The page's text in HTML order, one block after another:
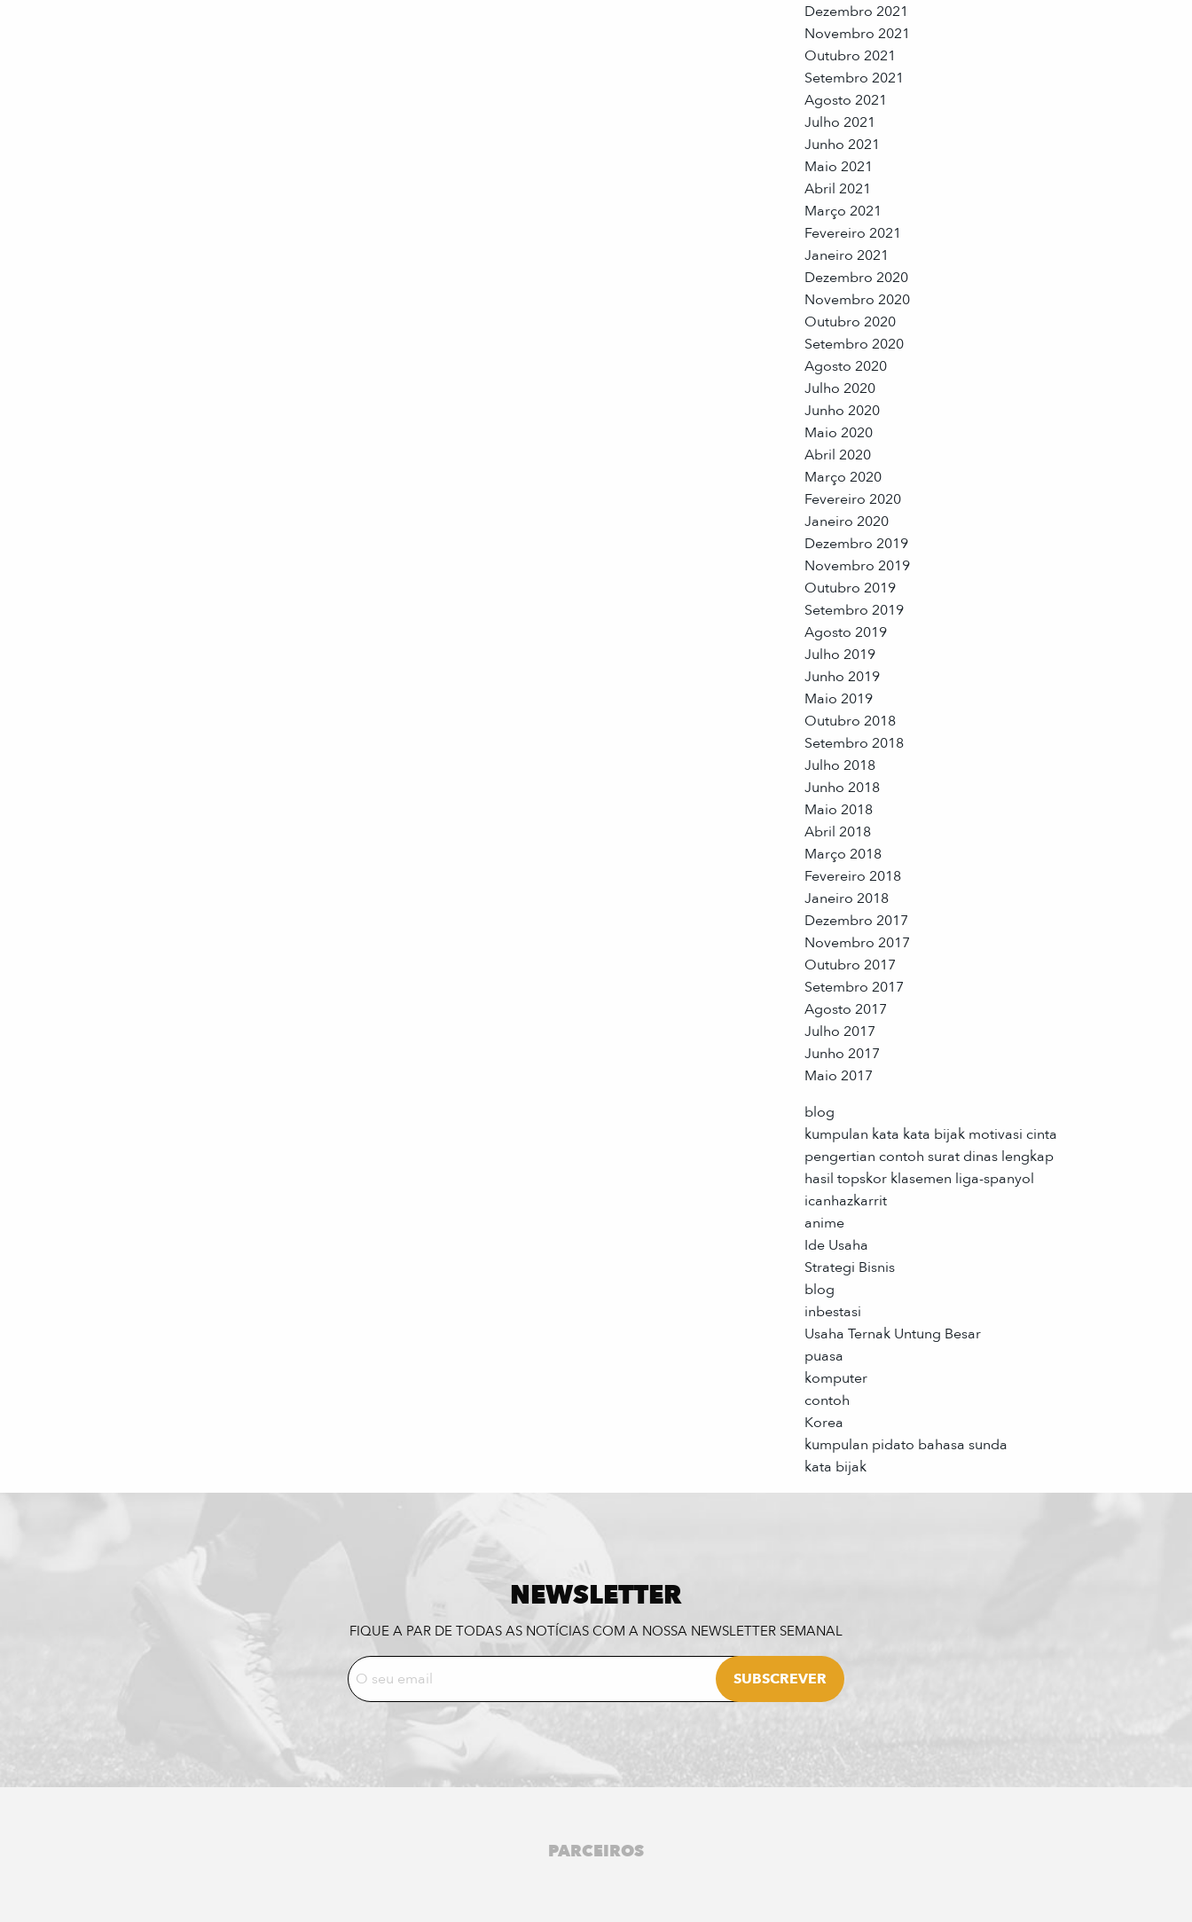
Dezembro 2021
Novembro 2021
Outubro 2021
Setembro 2021
Agosto 2021
Julho 2021
Junho 2021
Maio 2021
Abril 2021
Março 2021
Fevereiro 2021
Janeiro 2021
Dezembro 2020
Novembro 2020
Outubro 2020
Setembro 2020
Agosto 2020
Julho 2020
Junho 2020
Maio 2020
Abril 2020
Março 2020
Fevereiro 2020
Janeiro 2020
Dezembro 2019
Novembro 2019
Outubro 2019
Setembro 2019
Agosto 2019
Julho 2019
Junho 2019
Maio 2019
Outubro 2018
Setembro 2018
Julho 2018
Junho 2018
Maio 2018
Abril 2018
Março 2018
Fevereiro 2018
Janeiro 2018
Dezembro 2017
Novembro 2017
Outubro 2017
Setembro 2017
Agosto 2017
Julho 2017
Junho 2017
Maio 2017
blog
kumpulan kata kata bijak motivasi cinta
pengertian contoh surat dinas lengkap
hasil topskor klasemen liga-spanyol
icanhazkarrit
anime
Ide Usaha
Strategi Bisnis
blog
inbestasi
Usaha Ternak Untung Besar
puasa
komputer
contoh
Korea
kumpulan pidato bahasa sunda
kata bijak
NEWSLETTER
FIQUE A PAR DE TODAS AS NOTÍCIAS COM A NOSSA NEWSLETTER SEMANAL
PARCEIROS